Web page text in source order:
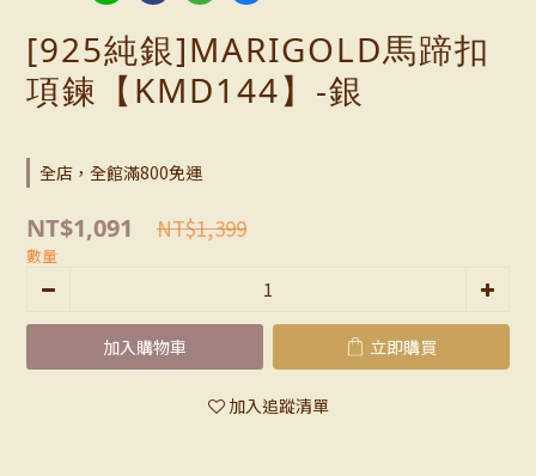
[925純銀]MARIGOLD馬蹄扣
項鍊【KMD144】-銀
全店，全館滿800免運
NT$1,091 NT$1,399
數量
加入購物車 立即購買
加入追蹤清單